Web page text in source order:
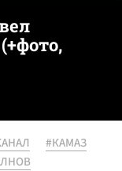
#КАМАЗ